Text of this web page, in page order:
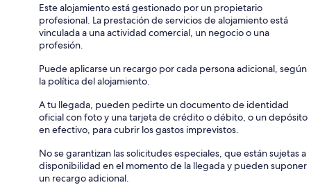
Este alojamiento está gestionado por un propietario
profesional. La prestación de servicios de alojamiento está
vinculada a una actividad comercial, un negocio o una
profesión.
Puede aplicarse un recargo por cada persona adicional, según
la política del alojamiento.
A tu llegada, pueden pedirte un documento de identidad
oficial con foto y una tarjeta de crédito o débito, o un depósito
en efectivo, para cubrir los gastos imprevistos.
No se garantizan las solicitudes especiales, que están sujetas a
disponibilidad en el momento de la llegada y pueden suponer
un recargo adicional.